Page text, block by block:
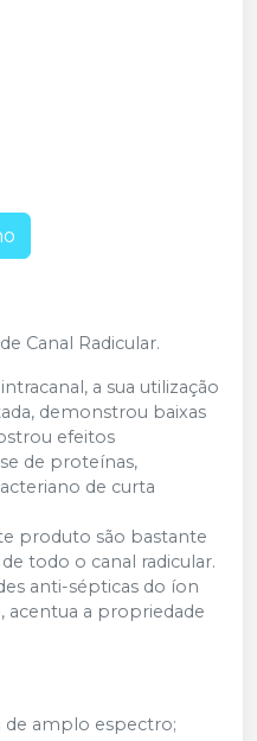
Canal Radicular.
a sua utilização
demonstrou baixas
efeitos
de proteínas,
de curta
produto são bastante
todo o canal radicular.
anti-sépticas do íon
a propriedade
de amplo espectro;